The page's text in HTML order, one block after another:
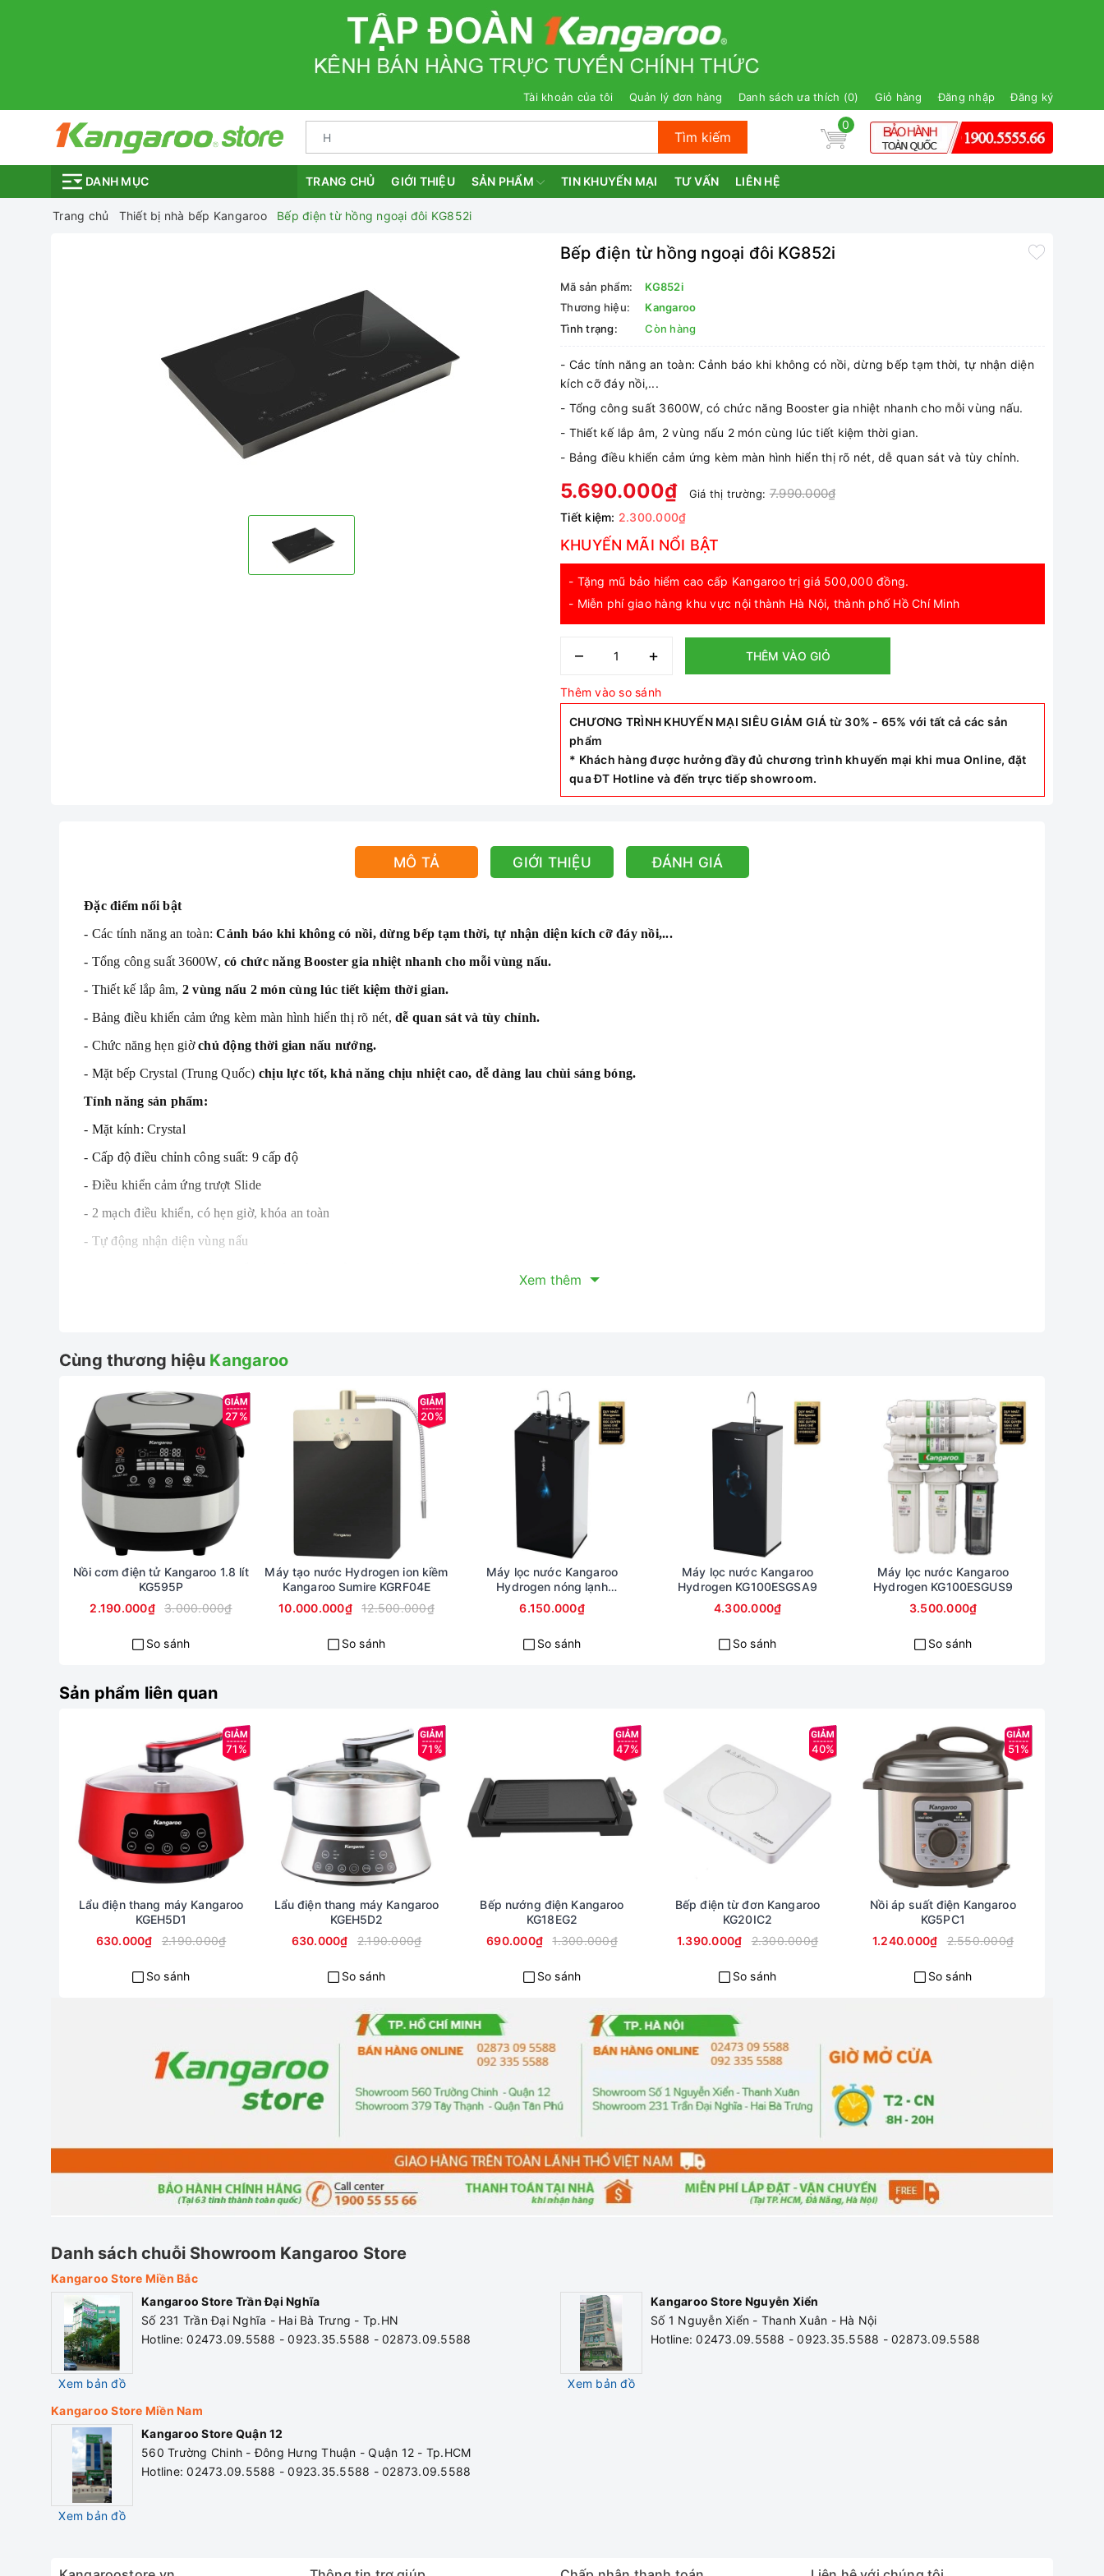
Tài khoản của tôi Quản lý đơn hàng Danh sách ưa thích (0) Giỏ hàng Đăng nhập Đăng ký
Tìm kiếm
0
DANH MỤC TRANG CHỦ GIỚI THIỆU SẢN PHẨM TIN KHUYẾN MẠI TƯ VẤN LIÊN HỆ
Trang chủ Thiết bị nhà bếp Kangaroo Bếp điện từ hồng ngoại đôi KG852i
Bếp điện từ hồng ngoại đôi KG852i
Mã sản phẩm:
KG852i
Thương hiệu:
Kangaroo
Tình trạng:
Còn hàng
- Các tính năng an toàn: Cảnh báo khi không có nồi, dừng bếp tạm thời, tự nhận diện
kích cỡ đáy nồi,...
- Tổng công suất 3600W, có chức năng Booster gia nhiệt nhanh cho mỗi vùng nấu.
- Thiết kế lắp âm, 2 vùng nấu 2 món cùng lúc tiết kiệm thời gian.
- Bảng điều khiển cảm ứng kèm màn hình hiển thị rõ nét, dễ quan sát và tùy chỉnh.
5.690.000₫ Giá thị trường:7.990.000₫
Tiết kiệm: 2.300.000₫
KHUYẾN MÃI NỔI BẬT
- Tặng mũ bảo hiểm cao cấp Kangaroo trị giá 500,000 đồng.
- Miễn phí giao hàng khu vực nội thành Hà Nội, thành phố Hồ Chí Minh
– + THÊM VÀO GIỎ
Thêm vào so sánh
CHƯƠNG TRÌNH KHUYẾN MẠI SIÊU GIẢM GIÁ từ 30% - 65% với tất cả các sản
phẩm
* Khách hàng được hưởng đầy đủ chương trình khuyến mại khi mua Online, đặt
qua ĐT Hotline và đến trực tiếp showroom.
MÔ TẢ GIỚI THIỆU ĐÁNH GIÁ
Đặc điểm nổi bật
- Các tính năng an toàn:Cảnh báo khi không có nồi, dừng bếp tạm thời, tự nhận diện kích cỡ đáy nồi,...
- Tổng công suất 3600W, có chức năng Booster gia nhiệt nhanh cho mỗi vùng nấu.
- Thiết kế lắp âm, 2 vùng nấu 2 món cùng lúc tiết kiệm thời gian.
- Bảng điều khiển cảm ứng kèm màn hình hiển thị rõ nét, dễ quan sát và tùy chỉnh.
- Chức năng hẹn giờchủ động thời gian nấu nướng.
- Mặt bếp Crystal (Trung Quốc) chịu lực tốt, khả năng chịu nhiệt cao, dễ dàng lau chùi sáng bóng.
Tính năng sản phẩm:
- Mặt kính: Crystal
- Cấp độ điều chỉnh công suất: 9 cấp độ
- Điều khiển cảm ứng trượt Slide
- 2 mạch điều khiển, có hẹn giờ, khóa an toàn
- Tự động nhận diện vùng nấu
- Công suất: 3100W (Từ: 1300W + Hồng ngoại:1800W)
- Kích thước khoét đá: 670x400mm
- Trọng lượng:7.4 kg
Xem thêm
Cùng thương hiệu Kangaroo
27%
Nồi cơm điện tử Kangaroo 1.8 lít
KG595P
2.190.000₫
3.000.000₫
So sánh
20%
Máy tạo nước Hydrogen ion kiềm
Kangaroo Sumire KGRF04E
10.000.000₫
12.500.000₫
So sánh
Máy lọc nước Kangaroo
Hydrogen nóng lạnh
KG100ESGHC9
6.150.000₫
So sánh
Máy lọc nước Kangaroo
Hydrogen KG100ESGSA9
4.300.000₫
So sánh
Máy lọc nước Kangaroo
Hydrogen KG100ESGUS9
3.500.000₫
So sánh
Sản phẩm liên quan
71%
Lẩu điện thang máy Kangaroo
KGEH5D1
630.000₫
2.190.000₫
So sánh
71%
Lẩu điện thang máy Kangaroo
KGEH5D2
630.000₫
2.190.000₫
So sánh
47%
Bếp nướng điện Kangaroo
KG18EG2
690.000₫
1.300.000₫
So sánh
40%
Bếp điện từ đơn Kangaroo
KG20IC2
1.390.000₫
2.300.000₫
So sánh
51%
Nồi áp suất điện Kangaroo
KG5PC1
1.240.000₫
2.550.000₫
So sánh
Danh sách chuỗi Showroom Kangaroo Store
Kangaroo Store Miền Bắc
Xem bản đồ
Kangaroo Store Trần Đại Nghĩa
Số 231 Trần Đại Nghĩa - Hai Bà Trưng - Tp.HN
Hotline: 02473.09.5588 - 0923.35.5588 - 02873.09.5588
Xem bản đồ
Kangaroo Store Nguyễn Xiển
Số 1 Nguyễn Xiển - Thanh Xuân - Hà Nội
Hotline: 02473.09.5588 - 0923.35.5588 - 02873.09.5588
Kangaroo Store Miền Nam
Xem bản đồ
Kangaroo Store Quận 12
560 Trường Chinh - Đông Hưng Thuận - Quận 12 - Tp.HCM
Hotline: 02473.09.5588 - 0923.35.5588 - 02873.09.5588